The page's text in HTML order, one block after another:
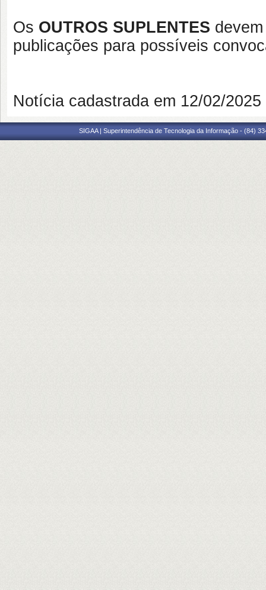
Os OUTROS SUPLENTES
publicações para possíveis
Notícia cadastrada em 12/02/
SIGAA | Superintendência de Tecnologia da Informação - (84)